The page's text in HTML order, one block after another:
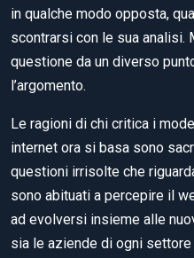
in qualche modo opposta,
scontrarsi con le sua analisi.
questione da un diverso
l’argomento.
Le ragioni di chi critica i
internet ora si basa sono
questioni irrisolte che
sono abituati a percepire il
ad evolversi insieme alle
sia le aziende di ogni